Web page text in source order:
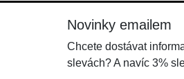
Novinky emailem
Chcete dostávat
slevách? A navíc 3%